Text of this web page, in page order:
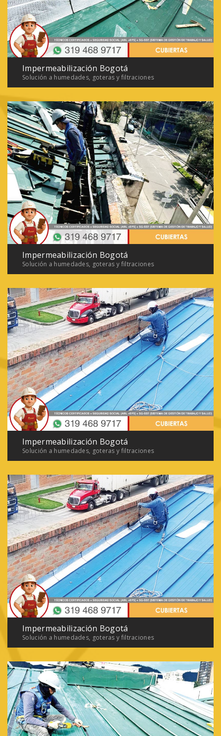
Impermeabilización Bogotá
Solución a humedades, goteras y filtraciones
Impermeabilización Bogotá
Solución a humedades, goteras y filtraciones
Impermeabilización Bogotá
Solución a humedades, goteras y filtraciones
Impermeabilización Bogotá
Solución a humedades, goteras y filtraciones